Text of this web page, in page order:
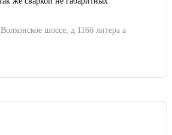
шоссе, д 116б литера а